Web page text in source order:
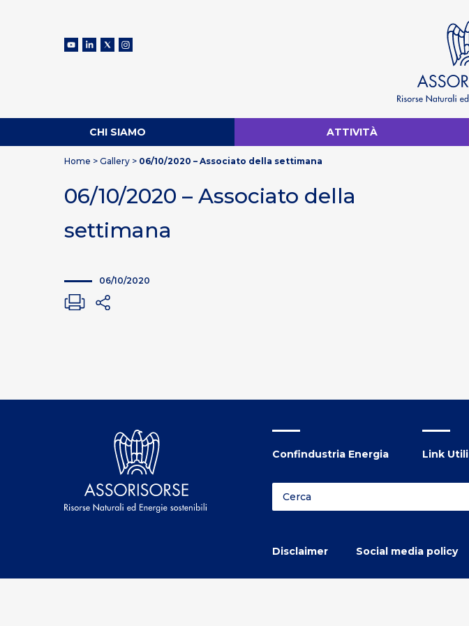
CHI SIAMO ATTIVITÀ
Home > Gallery > 06/10/2020 – Associato della settimana
06/10/2020 – Associato della
settimana
06/10/2020
Confindustria Energia Link Utili
Disclaimer Social media policy